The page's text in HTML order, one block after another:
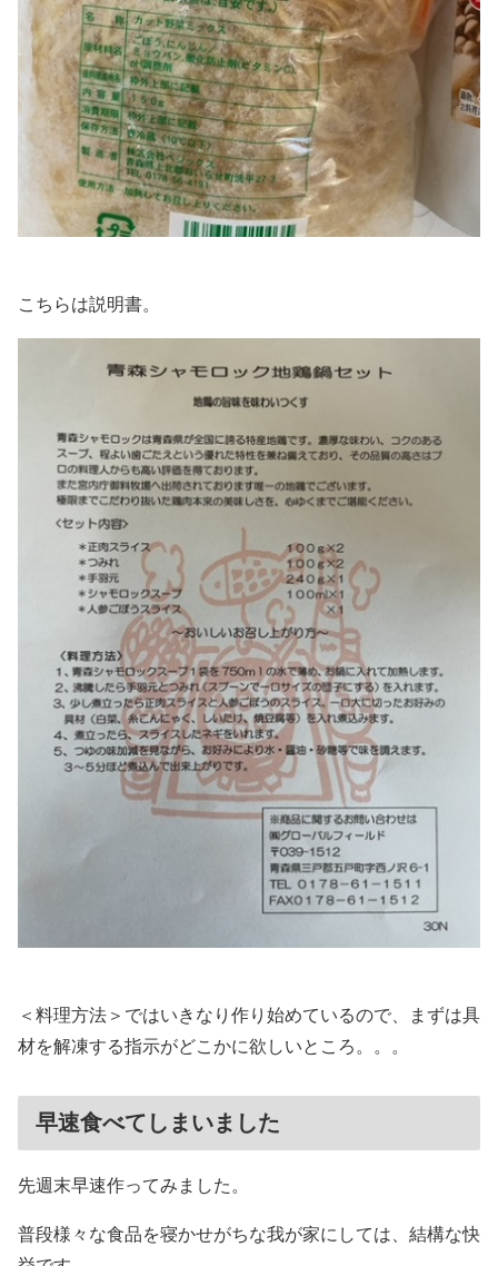
こちらは説明書。
＜料理方法＞ではいきなり作り始めているので、まずは具
材を解凍する指示がどこかに欲しいところ。。。
早速食べてしまいました
先週末早速作ってみました。
普段様々な食品を寝かせがちな我が家にしては、結構な快